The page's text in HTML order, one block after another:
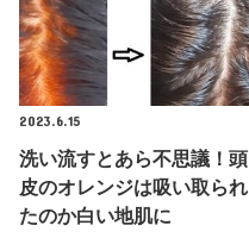
2023.6.15
洗い流すとあら不思議！頭
皮のオレンジは吸い取られ
たのか白い地肌に